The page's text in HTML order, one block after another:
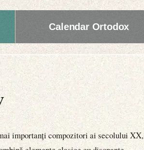
Calendar Ortodox
importanți compozitori ai secolului XX,